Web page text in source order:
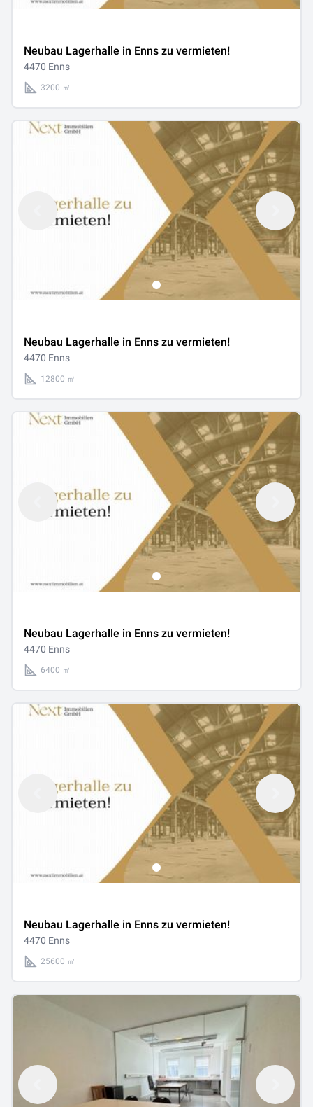
Neubau Lagerhalle in Enns zu vermieten!
4470 Enns
3200 ㎡
Neubau Lagerhalle in Enns zu vermieten!
4470 Enns
12800 ㎡
Neubau Lagerhalle in Enns zu vermieten!
4470 Enns
6400 ㎡
Neubau Lagerhalle in Enns zu vermieten!
4470 Enns
25600 ㎡